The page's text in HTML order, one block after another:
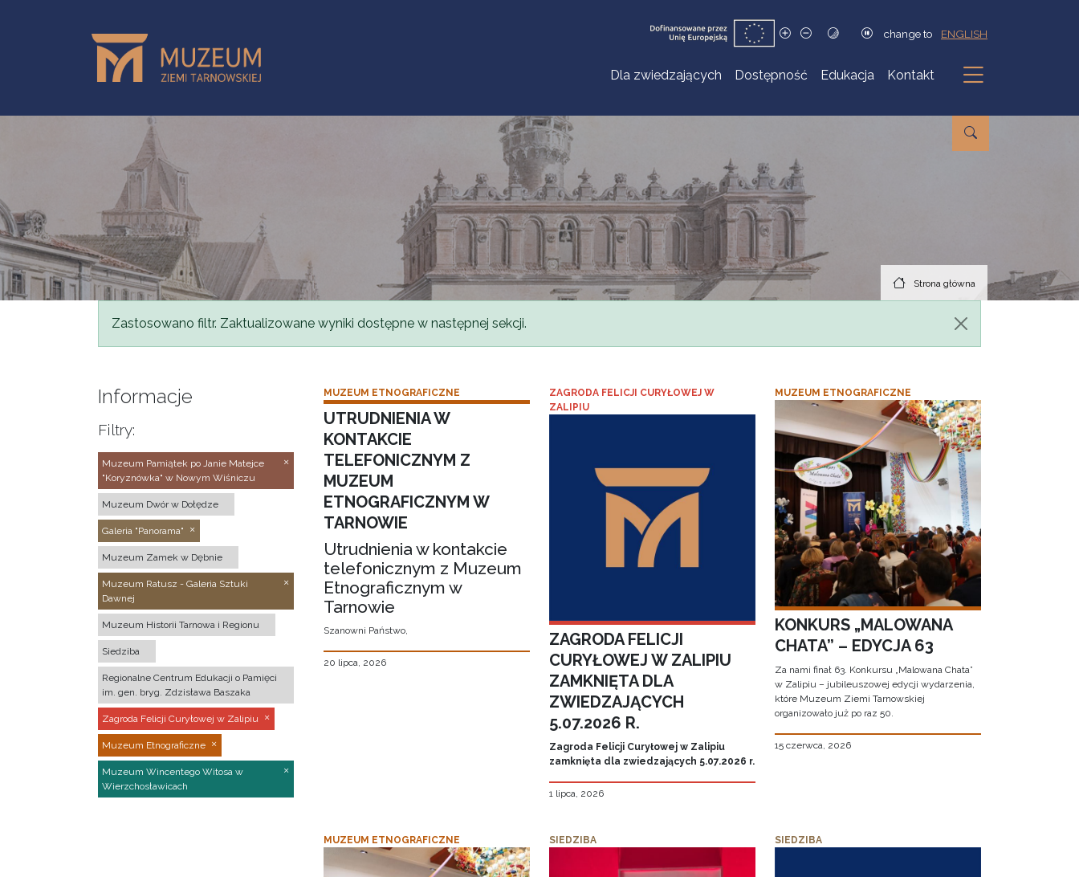
change to ENGLISH
Dla zwiedzających Dostępność Edukacja Kontakt
Podmenu
Strona główna
Komunikat
Zastosowano filtr. Zaktualizowane wyniki dostępne w następnej sekcji.
Informacje
Filtry:
Muzeum Pamiątek po Janie Matejce
"Koryznówka" w Nowym Wiśniczu
Muzeum Dwór w Dołędze
Galeria "Panorama"
Muzeum Zamek w Dębnie
Muzeum Ratusz - Galeria Sztuki
Dawnej
Muzeum Historii Tarnowa i Regionu
Siedziba
Regionalne Centrum Edukacji o Pamięci
im. gen. bryg. Zdzisława Baszaka
Zagroda Felicji Curyłowej w Zalipiu
Muzeum Etnograficzne
Muzeum Wincentego Witosa w
Wierzchosławicach
MUZEUM ETNOGRAFICZNE
UTRUDNIENIA W
KONTAKCIE
TELEFONICZNYM Z
MUZEUM
ETNOGRAFICZNYM W
TARNOWIE
Utrudnienia w kontakcie
telefonicznym z Muzeum
Etnograficznym w
Tarnowie
Szanowni Państwo,
20 lipca, 2026
ZAGRODA FELICJI CURYŁOWEJ W
ZALIPIU
ZAGRODA FELICJI
CURYŁOWEJ W ZALIPIU
ZAMKNIĘTA DLA
ZWIEDZAJĄCYCH
5.07.2026 R.
Zagroda Felicji Curyłowej w Zalipiu
zamknięta dla zwiedzających 5.07.2026 r.
1 lipca, 2026
MUZEUM ETNOGRAFICZNE
KONKURS „MALOWANA
CHATA” – EDYCJA 63
Za nami finał 63. Konkursu „Malowana Chata”
w Zalipiu – jubileuszowej edycji wydarzenia,
które Muzeum Ziemi Tarnowskiej
organizowało już po raz 50.
15 czerwca, 2026
MUZEUM ETNOGRAFICZNE SIEDZIBA SIEDZIBA